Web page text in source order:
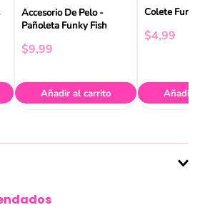
Accesorio De Pelo -
Pañoleta Funky Fish
$9,99
Añadir al carrito
Colete
$4,99
Añadir